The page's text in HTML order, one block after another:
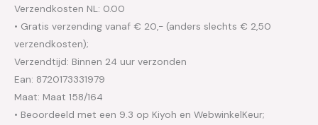
Verzendkosten NL: 0.00
• Gratis verzending vanaf € 20,- (anders slechts € 2,50
verzendkosten);
Verzendtijd: Binnen 24 uur verzonden
Ean: 8720173331979
Maat: Maat 158/164
• Beoordeeld met een 9.3 op Kiyoh en WebwinkelKeur;